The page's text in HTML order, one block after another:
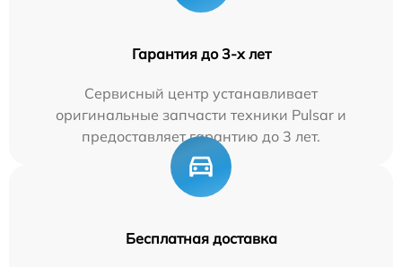
Гарантия до 3-х лет
Сервисный центр устанавливает
оригинальные запчасти техники Pulsar и
предоставляет гарантию до 3 лет.
Бесплатная доставка